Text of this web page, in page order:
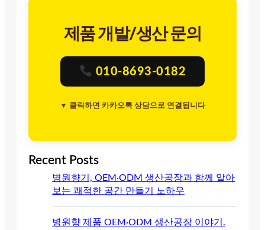
제품 개발/생산 문의
010-8693-0182
▼ 클릭하면 카카오톡 상담으로 연결됩니다
Recent Posts
병원향기, OEM·ODM 생산공장과 함께 알아
보는 쾌적한 공간 만들기 노하우
병원향 제품 OEM·ODM 생산공장 이야기.